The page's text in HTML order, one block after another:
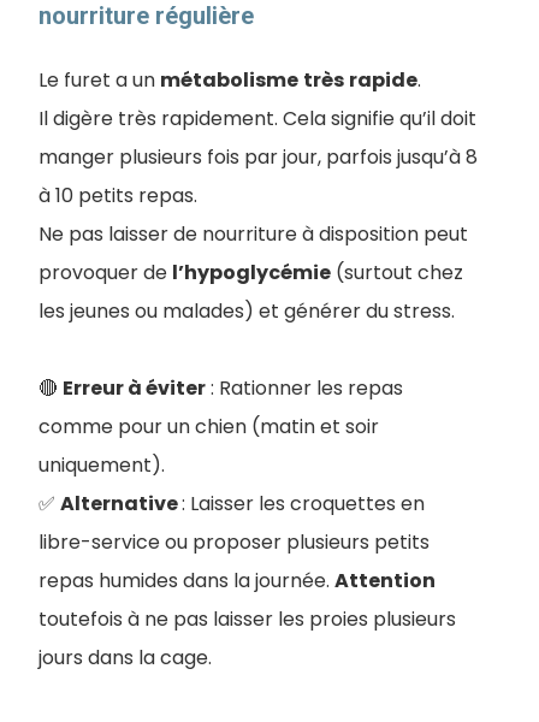
nourriture régulière
Le furet a un métabolisme très rapide.
Il digère très rapidement. Cela signifie qu’il doit
manger plusieurs fois par jour, parfois jusqu’à 8
à 10 petits repas.
Ne pas laisser de nourriture à disposition peut
provoquer de l’hypoglycémie (surtout chez
les jeunes ou malades) et générer du stress.
🔴 Erreur à éviter: Rationner les repas
comme pour un chien (matin et soir
uniquement).
✅ Alternative: Laisser les croquettes en
libre-service ou proposer plusieurs petits
repas humides dans la journée. Attention
toutefois à ne pas laisser les proies plusieurs
jours dans la cage.